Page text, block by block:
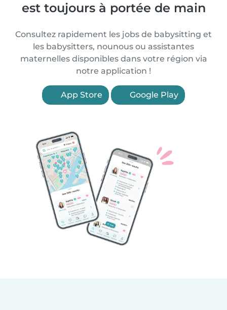
est toujours à portée de main
Consultez rapidement les jobs de babysitting et
les babysitters, nounous ou assistantes
maternelles disponibles dans votre région via
notre application !
App Store Google Play